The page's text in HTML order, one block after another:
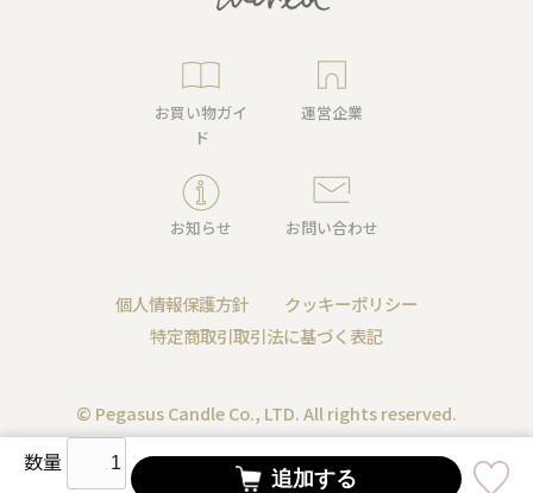
数量
追加する
お買い物ガイ
ド
運営企業
お知らせ お問い合わせ
個人情報保護方針
クッキーポリシー
特定商取引取引法に基づく表記
© Pegasus Candle Co., LTD. All rights reserved.